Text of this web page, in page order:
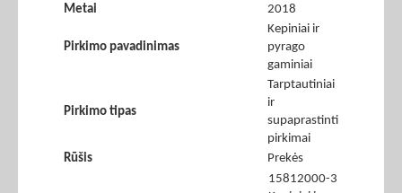
Metai 2018
Pirkimo pavadinimas
Kepiniai ir
pyrago
gaminiai
Pirkimo tipas
Tarptautiniai
ir
supaprastinti
pirkimai
Rūšis
Prekės
15812000-3